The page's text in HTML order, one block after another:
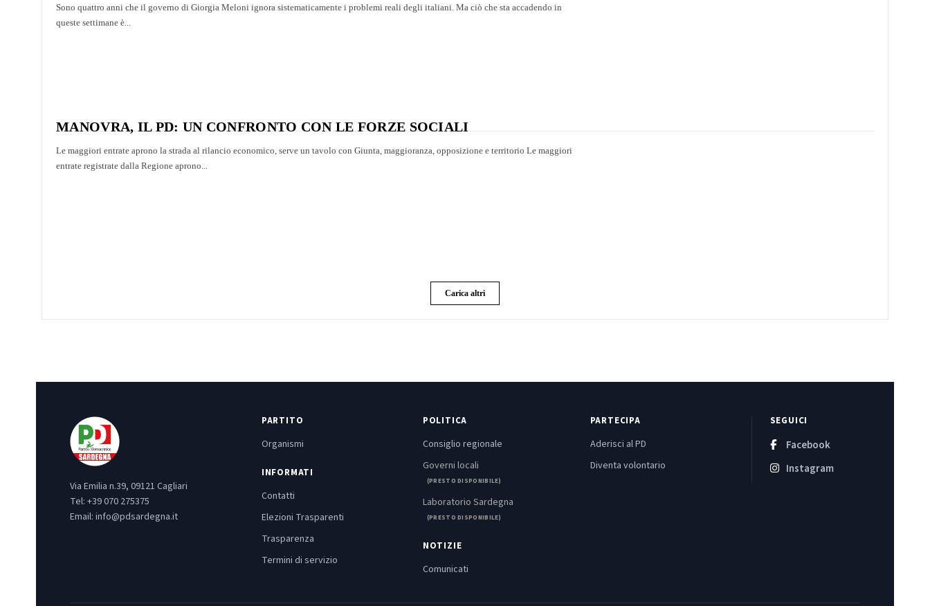
Sono quattro anni che il governo di Giorgia Meloni ignora sistematicamente i problemi reali degli italiani. Ma ciò che sta accadendo in
queste settimane è...
MANOVRA, IL PD: UN CONFRONTO CON LE FORZE SOCIALI
Le maggiori entrate aprono la strada al rilancio economico, serve un tavolo con Giunta, maggioranza, opposizione e territorio Le maggiori
entrate registrate dalla Regione aprono...
Carica altri
Via Emilia n.39, 09121 Cagliari
Tel: +39 070 275375
Email: info@pdsardegna.it
PARTITO
Organismi
INFORMATI
Contatti
Elezioni Trasparenti
Trasparenza
Termini di servizio
POLITICA
Consiglio regionale
Governi locali
(PRESTO DISPONIBILE)
Laboratorio Sardegna
(PRESTO DISPONIBILE)
NOTIZIE
Comunicati
PARTECIPA
Aderisci al PD
Diventa volontario
SEGUICI
Facebook
Instagram